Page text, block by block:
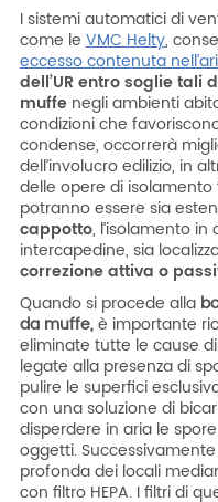
I sistemi automatici di
come le VMC Helty,
eccesso contenuta
dell’UR entro soglie
muffenegli ambienti
condizioni che
condense, occorrerà
dell’involucro edilizio, in
delle opere di isolamento
potranno essere sia
cappotto, l’isolamento in
intercapedine, sia
correzione attiva o
Quando si procede alla
da muffe,è importante
eliminate tutte le cause
legate alla presenza di
pulire le superfici
con una soluzione di
disperdere in aria le
oggetti.
profonda dei locali
con filtro HEPA. I filtri di